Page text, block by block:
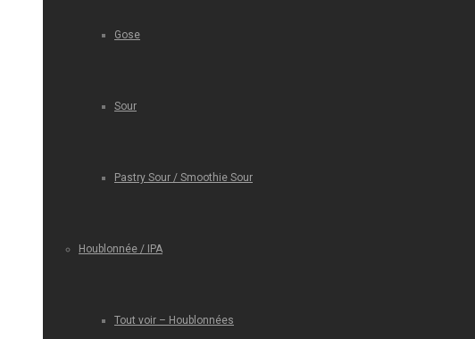
Gose
Sour
Pastry Sour / Smoothie Sour
Houblonnée / IPA
Tout voir – Houblonnées